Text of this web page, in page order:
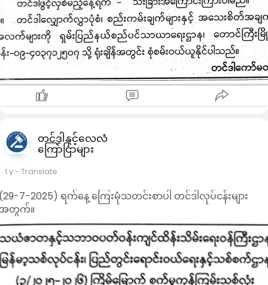
တင်ဒါနှင့်လေလံ
ကြော်ငြာများ
1 y- Translate
7-2025) ရက်နေ့ ကြေးမုံသတင်းစာပါ တင်ဒါလုပ်ငန်းများ
တွက်။